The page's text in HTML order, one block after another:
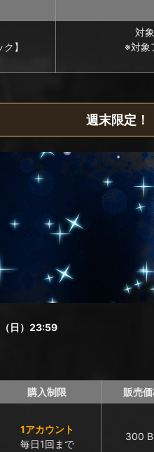
】
対
※対象
週末限定！
日）23:59
購入制限 販売
1アカウント
毎日1回まで
300